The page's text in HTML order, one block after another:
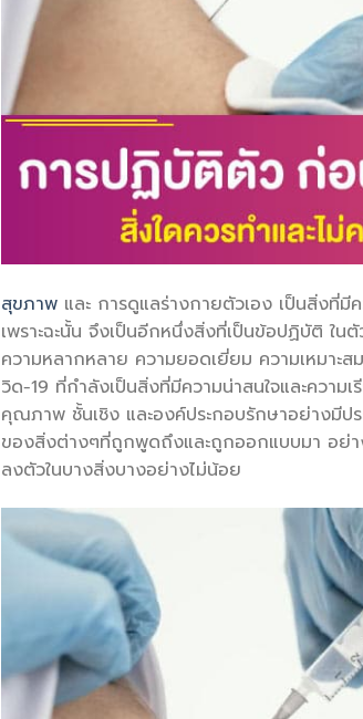
สุขภาพ และ การดูแลร่างกายตัวเอง เป็นสิ่งที่มี
เพราะฉะนั้น จึงเป็นอีกหนึ่งสิ่งที่เป็นข้อปฏิบัติ ใน
ความหลากหลาย ความยอดเยี่ยม ความเหมาะ
วิด-19 ที่กำลังเป็นสิ่งที่มีความน่าสนใจและความ
คุณภาพ ชั้นเชิง และองค์ประกอบรักษาอย่างมีป
ของสิ่งต่างๆที่ถูกพูดถึงและถูกออกแบบมา อย่าง
ลงตัวในบางสิ่งบางอย่างไม่น้อย